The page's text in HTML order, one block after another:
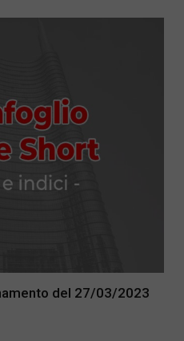
del 27/03/2023